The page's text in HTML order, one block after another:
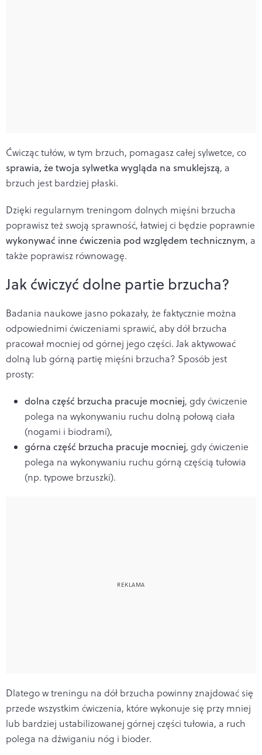
Ćwicząc tułów, w tym brzuch, pomagasz całej sylwetce, co
sprawia, że twoja sylwetka wygląda na smuklejszą, a
brzuch jest bardziej płaski.
Dzięki regularnym treningom dolnych mięśni brzucha
poprawisz też swoją sprawność, łatwiej ci będzie poprawnie
wykonywać inne ćwiczenia pod względem technicznym, a
także poprawisz równowagę.
Jak ćwiczyć dolne partie brzucha?
Badania naukowe jasno pokazały, że faktycznie można
odpowiednimi ćwiczeniami sprawić, aby dół brzucha
pracował mocniej od górnej jego części. Jak aktywować
dolną lub górną partię mięśni brzucha? Sposób jest
prosty:
dolna część brzucha pracuje mocniej, gdy ćwiczenie
polega na wykonywaniu ruchu dolną połową ciała
(nogami i biodrami),
górna część brzucha pracuje mocniej, gdy ćwiczenie
polega na wykonywaniu ruchu górną częścią tułowia
(np. typowe brzuszki).
Dlatego w treningu na dół brzucha powinny znajdować się
przede wszystkim ćwiczenia, które wykonuje się przy mniej
lub bardziej ustabilizowanej górnej części tułowia, a ruch
polega na dźwiganiu nóg i bioder.